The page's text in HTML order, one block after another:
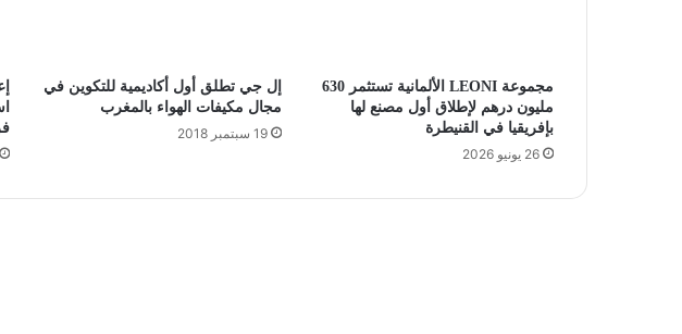
مجموعة LEONI الألمانية تستثمر 630
مليون درهم لإطلاق أول مصنع لها
بإفريقيا في القنيطرة
26 يونيو 2026
إل جي تطلق أول أكاديمية للتكوين في
مجال مكيفات الهواء بالمغرب
19 سبتمبر 2018